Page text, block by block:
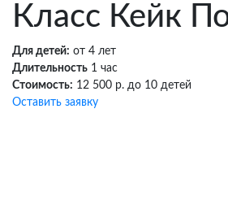
Класс Кейк
Для детей: от 4 лет
Длительность 1 час
Стоимость: 12 500 р. до 10 детей
Оставить заявку